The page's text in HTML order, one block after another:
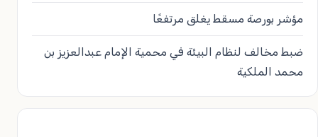
مؤشر بورصة مسقط يغلق مرتفعًا
ضبط مخالف لنظام البيئة في محمية الإمام عبدالعزيز بن
محمد الملكية